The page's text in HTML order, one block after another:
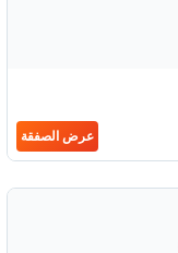
عرض الصفقة